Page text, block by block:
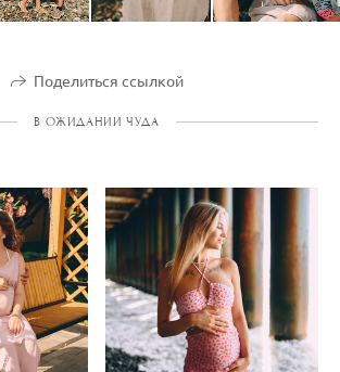
Поделиться ссылкой
В ОЖИДАНИИ ЧУДА